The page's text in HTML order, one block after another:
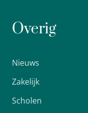
Overig
Nieuws
Zakelijk
Scholen